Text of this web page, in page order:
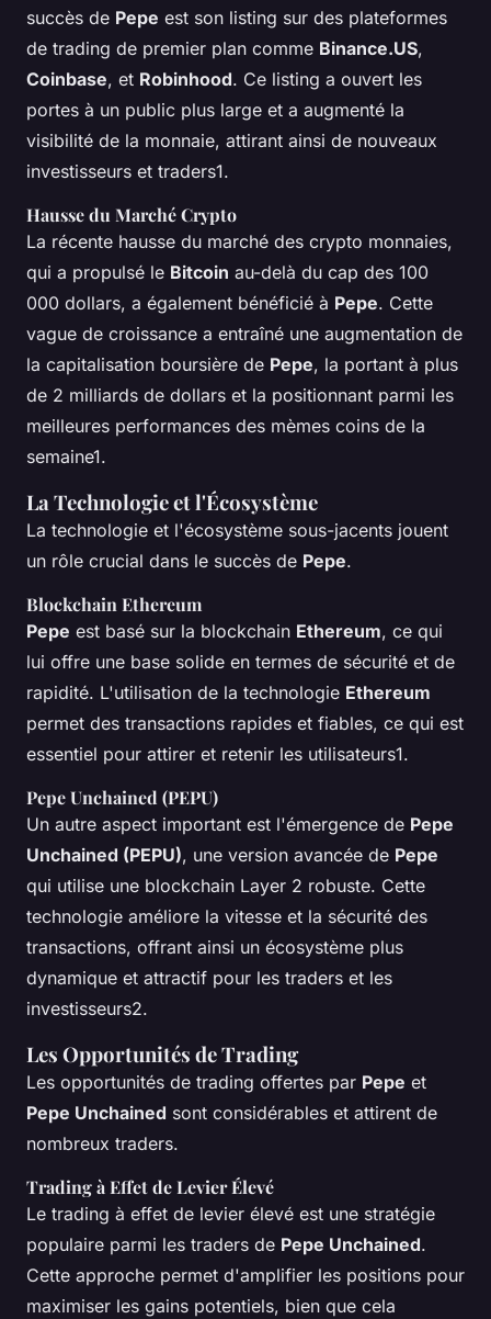
succès de Pepe est son listing sur des plateformes
de trading de premier plan comme Binance.US,
Coinbase, et Robinhood. Ce listing a ouvert les
portes à un public plus large et a augmenté la
visibilité de la monnaie, attirant ainsi de nouveaux
investisseurs et traders1.
Hausse du Marché Crypto
La récente hausse du marché des crypto monnaies,
qui a propulsé le Bitcoin au-delà du cap des 100
000 dollars, a également bénéficié à Pepe. Cette
vague de croissance a entraîné une augmentation de
la capitalisation boursière de Pepe, la portant à plus
de 2 milliards de dollars et la positionnant parmi les
meilleures performances des mèmes coins de la
semaine1.
La Technologie et l'Écosystème
La technologie et l'écosystème sous-jacents jouent
un rôle crucial dans le succès de Pepe.
Blockchain Ethereum
Pepe est basé sur la blockchain Ethereum, ce qui
lui offre une base solide en termes de sécurité et de
rapidité. L'utilisation de la technologie Ethereum
permet des transactions rapides et fiables, ce qui est
essentiel pour attirer et retenir les utilisateurs1.
Pepe Unchained (PEPU)
Un autre aspect important est l'émergence de Pepe
Unchained (PEPU), une version avancée de Pepe
qui utilise une blockchain Layer 2 robuste. Cette
technologie améliore la vitesse et la sécurité des
transactions, offrant ainsi un écosystème plus
dynamique et attractif pour les traders et les
investisseurs2.
Les Opportunités de Trading
Les opportunités de trading offertes par Pepe et
Pepe Unchained sont considérables et attirent de
nombreux traders.
Trading à Effet de Levier Élevé
Le trading à effet de levier élevé est une stratégie
populaire parmi les traders de Pepe Unchained.
Cette approche permet d'amplifier les positions pour
maximiser les gains potentiels, bien que cela